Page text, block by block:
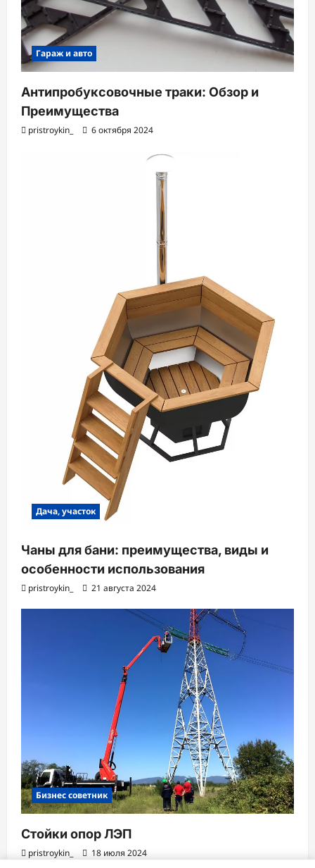
Гараж и авто
Антипробуксовочные траки: Обзор и
Преимущества
pristroykin_ 6 октября 2024
Дача, участок
Чаны для бани: преимущества, виды и
особенности использования
pristroykin_ 21 августа 2024
Бизнес советник
Стойки опор ЛЭП
pristroykin_ 18 июля 2024